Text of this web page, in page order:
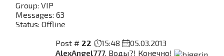
Group: VIP
Messages: 63
Status: Offline
Post # 22 15:48
05.03.2013
AlexAngel777, Воды?! Конечно!